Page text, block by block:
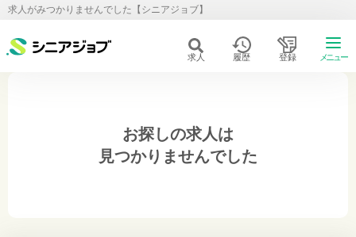
求人がみつかりませんでした【シニアジョブ】
求人 履歴 登録 メニュー
お探しの求人は
見つかりませんでした